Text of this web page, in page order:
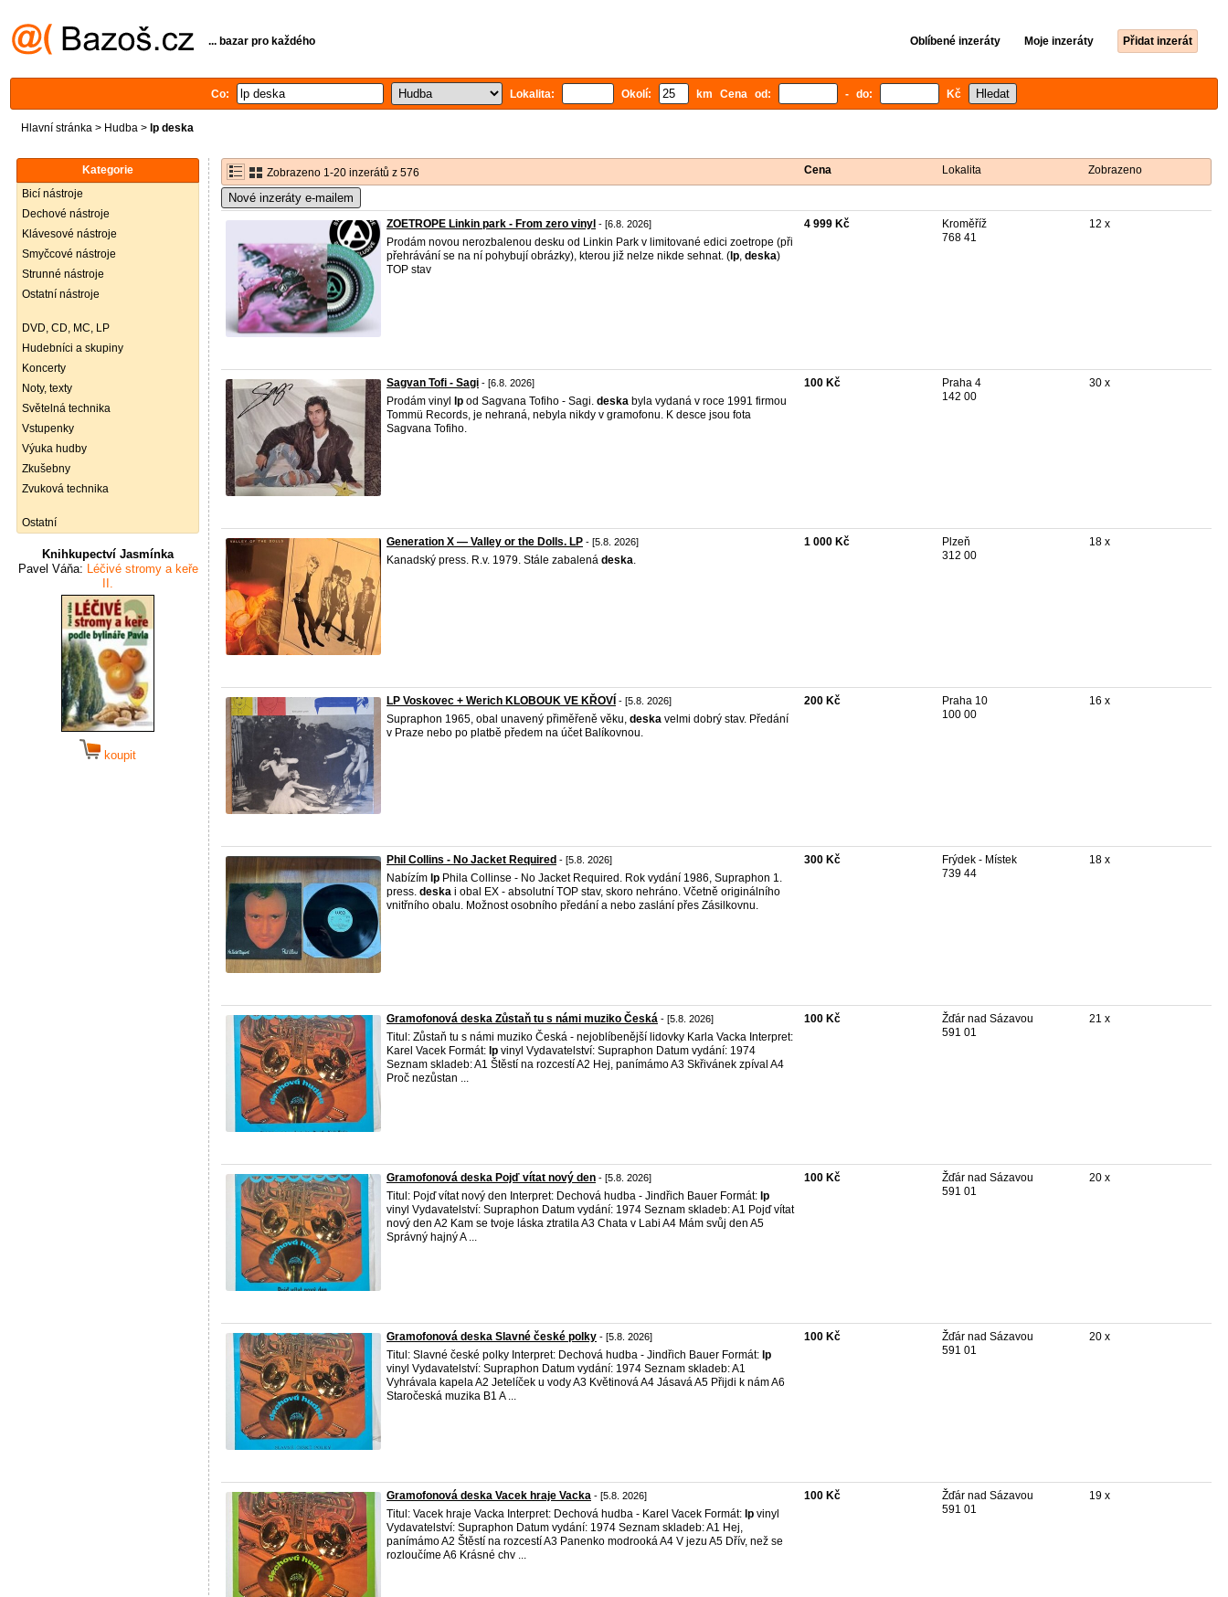
... bazar pro každého Oblíbené inzeráty Moje inzeráty Přidat inzerát
Co: Lokalita: Okolí: km Cena od: - do: Kč
Hlavní stránka > Hudba > lp deska
Kategorie
Bicí nástroje
Dechové nástroje
Klávesové nástroje
Smyčcové nástroje
Strunné nástroje
Ostatní nástroje
DVD, CD, MC, LP
Hudebníci a skupiny
Koncerty
Noty, texty
Světelná technika
Vstupenky
Výuka hudby
Zkušebny
Zvuková technika
Ostatní
Knihkupectví Jasmínka
Pavel Váňa: Léčivé stromy a keře
II.
koupit
Zobrazeno 1-20 inzerátů z 576 Cena Lokalita Zobrazeno
Nové inzeráty e-mailem
ZOETROPE Linkin park - From zero vinyl - [6.8. 2026]
Prodám novou nerozbalenou desku od Linkin Park v limitované edici zoetrope (při
přehrávání se na ní pohybují obrázky), kterou již nelze nikde sehnat. ( lp, deska)
TOP stav
4 999 Kč
Kroměříž
768 41
12 x
Sagvan Tofi - Sagi - [6.8. 2026]
Prodám vinyl lp od Sagvana Tofiho - Sagi. deska byla vydaná v roce 1991 firmou
Tommü Records, je nehraná, nebyla nikdy v gramofonu. K desce jsou fota
Sagvana Tofiho.
100 Kč
Praha 4
142 00
30 x
Generation X — Valley or the Dolls. LP - [5.8. 2026]
Kanadský press. R.v. 1979. Stále zabalená deska.
1 000 Kč
Plzeň
312 00
18 x
LP Voskovec + Werich KLOBOUK VE KŘOVÍ - [5.8. 2026]
Supraphon 1965, obal unavený přiměřeně věku, deska velmi dobrý stav. Předání
v Praze nebo po platbě předem na účet Balíkovnou.
200 Kč
Praha 10
100 00
16 x
Phil Collins - No Jacket Required - [5.8. 2026]
Nabízím lp Phila Collinse - No Jacket Required. Rok vydání 1986, Supraphon 1.
press. deska i obal EX - absolutní TOP stav, skoro nehráno. Včetně originálního
vnitřního obalu. Možnost osobního předání a nebo zaslání přes Zásilkovnu.
300 Kč
Frýdek - Místek
739 44
18 x
Gramofonová deska Zůstaň tu s námi muziko Česká - [5.8. 2026]
Titul: Zůstaň tu s námi muziko Česká - nejoblíbenější lidovky Karla Vacka Interpret:
Karel Vacek Formát: lp vinyl Vydavatelství: Supraphon Datum vydání: 1974
Seznam skladeb: A1 Štěstí na rozcestí A2 Hej, panímámo A3 Skřivánek zpíval A4
Proč nezůstan ...
100 Kč
Žďár nad Sázavou
591 01
21 x
Gramofonová deska Pojď vítat nový den - [5.8. 2026]
Titul: Pojď vítat nový den Interpret: Dechová hudba - Jindřich Bauer Formát: lp
vinyl Vydavatelství: Supraphon Datum vydání: 1974 Seznam skladeb: A1 Pojď vítat
nový den A2 Kam se tvoje láska ztratila A3 Chata v Labi A4 Mám svůj den A5
Správný hajný A ...
100 Kč
Žďár nad Sázavou
591 01
20 x
Gramofonová deska Slavné české polky - [5.8. 2026]
Titul: Slavné české polky Interpret: Dechová hudba - Jindřich Bauer Formát: lp
vinyl Vydavatelství: Supraphon Datum vydání: 1974 Seznam skladeb: A1
Vyhrávala kapela A2 Jetelíček u vody A3 Květinová A4 Jásavá A5 Přijdi k nám A6
Staročeská muzika B1 A ...
100 Kč
Žďár nad Sázavou
591 01
20 x
Gramofonová deska Vacek hraje Vacka - [5.8. 2026]
Titul: Vacek hraje Vacka Interpret: Dechová hudba - Karel Vacek Formát: lp vinyl
Vydavatelství: Supraphon Datum vydání: 1974 Seznam skladeb: A1 Hej,
panímámo A2 Štěstí na rozcestí A3 Panenko modrooká A4 V jezu A5 Dřív, než se
rozloučíme A6 Krásné chv ...
100 Kč
Žďár nad Sázavou
591 01
19 x